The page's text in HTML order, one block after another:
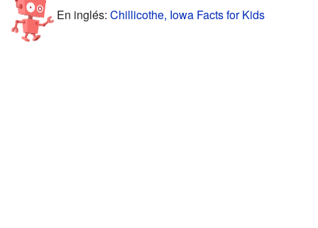
En inglés: Chillicothe, Iowa Facts for Kids